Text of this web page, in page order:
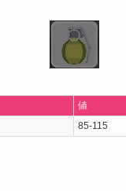
値
85-115